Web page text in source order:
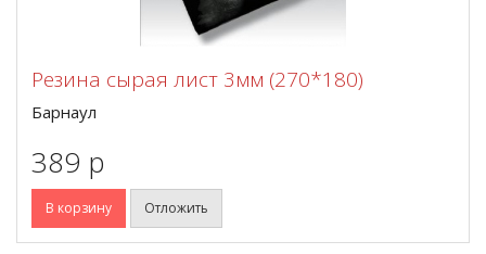
Резина сырая лист 3мм (270*180)
Барнаул
389 p
В корзину Отложить